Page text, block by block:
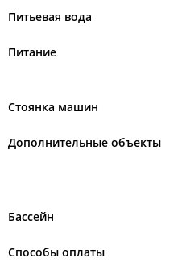
Питьевая вода
Питание
Стоянка машин
Дополнительные объекты
Бассейн
Способы оплаты